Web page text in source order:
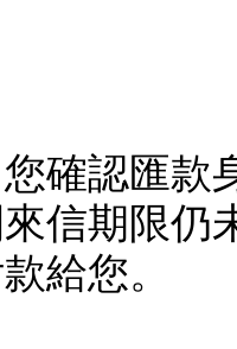
確認匯款
信期限仍
給您。